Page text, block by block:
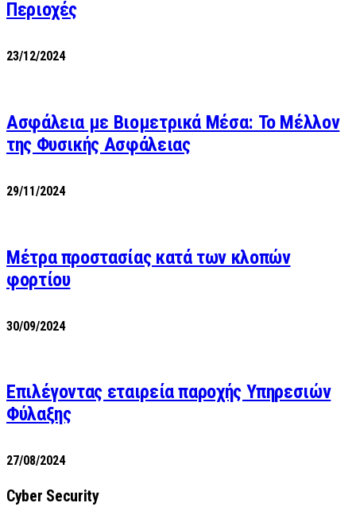
Περιοχές
23/12/2024
Ασφάλεια με Βιομετρικά Μέσα: Το Μέλλον
της Φυσικής Ασφάλειας
29/11/2024
Μέτρα προστασίας κατά των κλοπών
φορτίου
30/09/2024
Επιλέγοντας εταιρεία παροχής Υπηρεσιών
Φύλαξης
27/08/2024
Cyber Security